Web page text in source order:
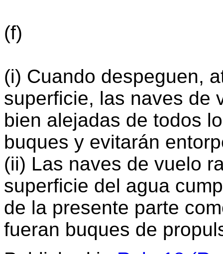
(f)
(i) Cuando despeguen,
superficie, las naves de
bien alejadas de todos
buques y evitarán
(ii) Las naves de vuelo
superficie del agua
de la presente parte
fueran buques de